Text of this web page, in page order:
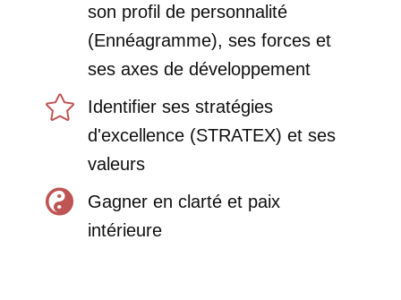
son profil de personnalité
(Ennéagramme), ses forces et
ses axes de développement

Identifier ses stratégies
d'excellence (STRATEX) et ses
valeurs

Gagner en clarté et paix
intérieure